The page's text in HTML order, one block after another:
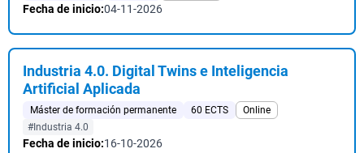
Fecha de inicio:04-11-2026
Industria 4.0. Digital Twins e Inteligencia
Artificial Aplicada
Máster de formación permanente 60 ECTS
Online
#Industria 4.0
Fecha de inicio:16-10-2026